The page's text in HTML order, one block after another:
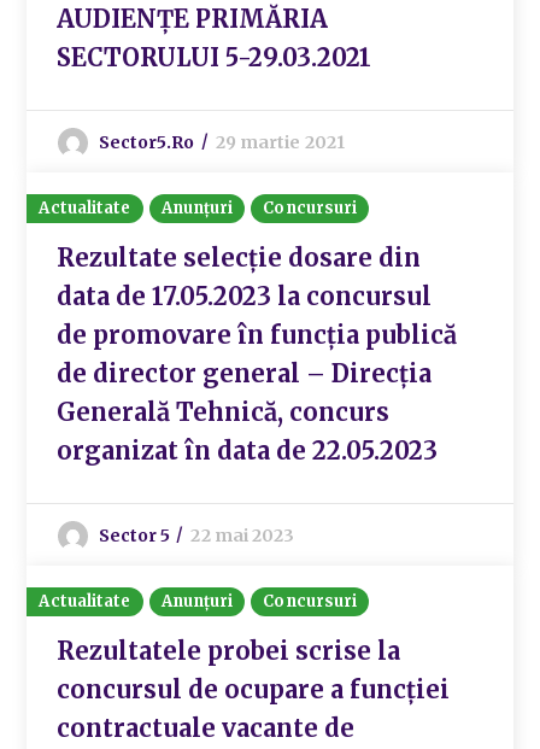
AUDIENȚE PRIMĂRIA
SECTORULUI 5-29.03.2021
Sector5.ro 29 martie 2021
Actualitate Anunțuri Concursuri
Rezultate selecție dosare din
data de 17.05.2023 la concursul
de promovare în funcția publică
de director general – Direcția
Generală Tehnică, concurs
organizat în data de 22.05.2023
Sector 5 22 mai 2023
Actualitate Anunțuri Concursuri
Rezultatele probei scrise la
concursul de ocupare a funcției
contractuale vacante de